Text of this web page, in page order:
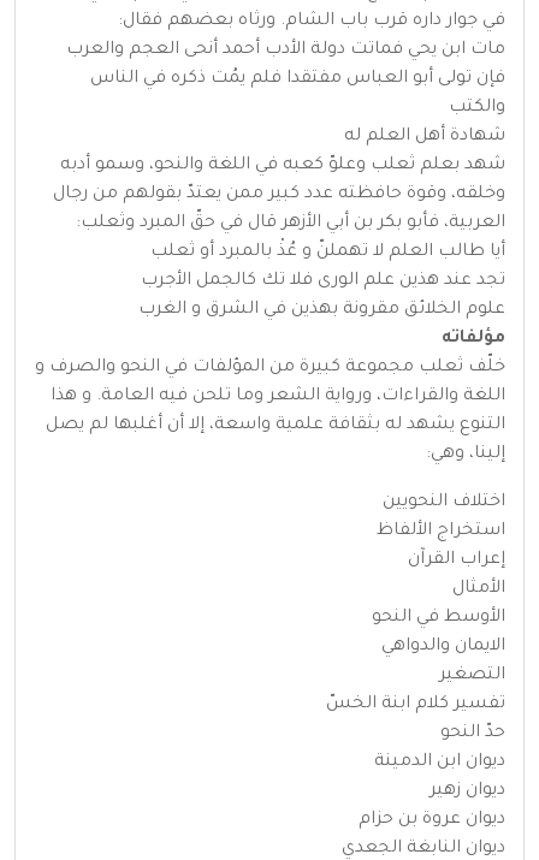
في جوار داره قرب باب الشام. ورثاه بعضهم فقال:
مات ابن يحي فماتت دولة الأدب أحمد أنحى العجم والعرب
فإن تولى أبو العباس مفتقدا فلم يمُت ذكره في الناس
والكتب
شهادة أهل العلم له
شهد بعلم ثعلب وعلوّ كعبه في اللغة والنحو، وسمو أدبه
وخلقه، وقوة حافظته عدد كبير ممن يعتدّ بقولهم من رجال
العربية، فأبو بكر بن أبي الأزهر قال في حقّ المبرد وثعلب:
أيا طالب العلم لا تهملنّ و عُذْ بالمبرد أو ثعلب
تجد عند هذين علم الورى فلا تك كالجمل الأجرب
علوم الخلائق مقرونة بهذين في الشرق و الغرب
مؤلفاته
خلّف ثعلب مجموعة كبيرة من المؤلفات في النحو والصرف و
اللغة والقراءات، ورواية الشعر وما تلحن فيه العامة. و هذا
التنوع يشهد له بثقافة علمية واسعة، إلا أن أغلبها لم يصل
إلينا، وهي:
اختلاف النحويين
استخراج الألفاظ
إعراب القرآن
الأمثال
الأوسط في النحو
الايمان والدواهي
التصغير
تفسير كلام ابنة الخسّ
حدّ النحو
ديوان ابن الدمينة
ديوان زهير
ديوان عروة بن حزام
ديوان النابغة الجعدي